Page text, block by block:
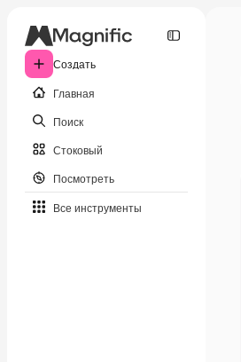
Создать
Главная
Поиск
Стоковый
Посмотреть
Все инструменты